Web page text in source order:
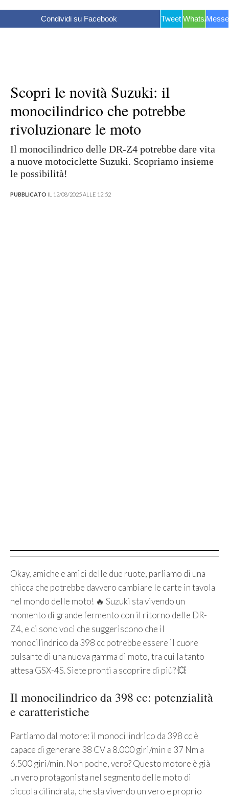
Condividi su Facebook Tweet WhatsApp
Scopri le novità Suzuki: il
monocilindrico che potrebbe
rivoluzionare le moto
Il monocilindrico delle DR-Z4 potrebbe dare vita
a nuove motociclette Suzuki. Scopriamo insieme
le possibilità!
PUBBLICATO IL 12/08/2025 ALLE 12:52
Okay, amiche e amici delle due ruote, parliamo di una
chicca che potrebbe davvero cambiare le carte in tavola
nel mondo delle moto! 🔥 Suzuki sta vivendo un
momento di grande fermento con il ritorno delle DR-
Z4, e ci sono voci che suggeriscono che il
monocilindrico da 398 cc potrebbe essere il cuore
pulsante di una nuova gamma di moto, tra cui la tanto
attesa GSX-4S. Siete pronti a scoprire di più? 💥
Il monocilindrico da 398 cc: potenzialità
e caratteristiche
Partiamo dal motore: il monocilindrico da 398 cc è
capace di generare 38 CV a 8.000 giri/min e 37 Nm a
6.500 giri/min. Non poche, vero? Questo motore è già
un vero protagonista nel segmento delle moto di
piccola cilindrata, che sta vivendo un vero e proprio